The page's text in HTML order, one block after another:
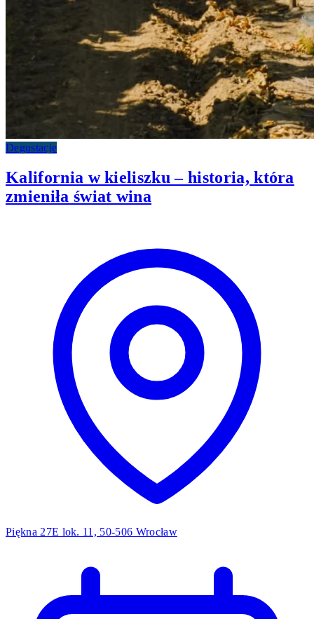
Degustacje
Kalifornia w kieliszku – historia, która
zmieniła świat wina
Piękna 27E lok. 11, 50-506 Wrocław